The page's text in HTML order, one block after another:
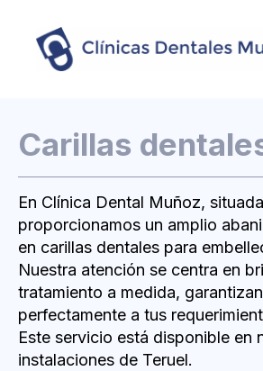
Carillas
En Clínica Dental Muñoz,
proporcionamos un amplio
en carillas dentales para
Nuestra atención se centra en
tratamiento a medida,
perfectamente a tus
Este servicio está disponible en
instalaciones de Teruel.